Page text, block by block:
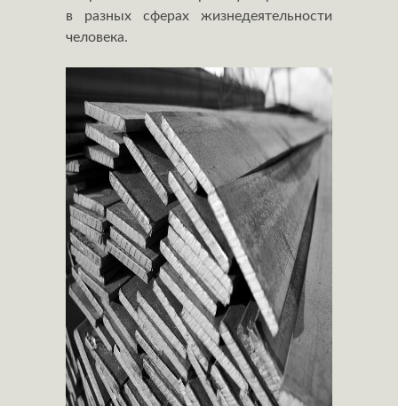
в разных сферах жизнедеятельности
человека.